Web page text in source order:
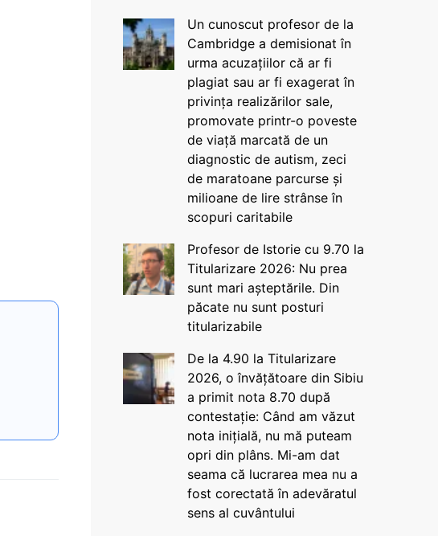
Un cunoscut profesor de la
Cambridge a demisionat în
urma acuzațiilor că ar fi
plagiat sau ar fi exagerat în
privința realizărilor sale,
promovate printr-o poveste
de viață marcată de un
diagnostic de autism, zeci
de maratoane parcurse și
milioane de lire strânse în
scopuri caritabile
Profesor de Istorie cu 9.70 la
Titularizare 2026: Nu prea
sunt mari așteptările. Din
păcate nu sunt posturi
titularizabile
De la 4.90 la Titularizare
2026, o învățătoare din Sibiu
a primit nota 8.70 după
contestație: Când am văzut
nota inițială, nu mă puteam
opri din plâns. Mi-am dat
seama că lucrarea mea nu a
fost corectată în adevăratul
sens al cuvântului